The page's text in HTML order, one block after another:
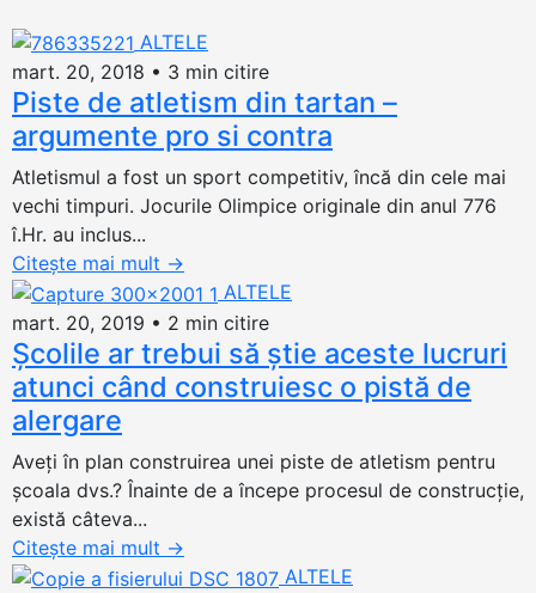
ALTELE
mart. 20, 2018 • 3 min citire
Piste de atletism din tartan –
argumente pro si contra
Atletismul a fost un sport competitiv, încă din cele mai
vechi timpuri. Jocurile Olimpice originale din anul 776
î.Hr. au inclus...
Citește mai mult →
ALTELE
mart. 20, 2019 • 2 min citire
Școlile ar trebui să știe aceste lucruri
atunci când construiesc o pistă de
alergare
Aveți în plan construirea unei piste de atletism pentru
școala dvs.? Înainte de a începe procesul de construcție,
există câteva...
Citește mai mult →
ALTELE